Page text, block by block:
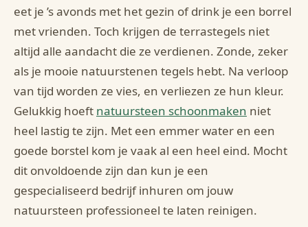
eet je ’s avonds met het gezin of drink je een borrel
met vrienden. Toch krijgen de terrastegels niet
altijd alle aandacht die ze verdienen. Zonde, zeker
als je mooie natuurstenen tegels hebt. Na verloop
van tijd worden ze vies, en verliezen ze hun kleur.
Gelukkig hoeft natuursteen schoonmaken niet
heel lastig te zijn. Met een emmer water en een
goede borstel kom je vaak al een heel eind. Mocht
dit onvoldoende zijn dan kun je een
gespecialiseerd bedrijf inhuren om jouw
natuursteen professioneel te laten reinigen.